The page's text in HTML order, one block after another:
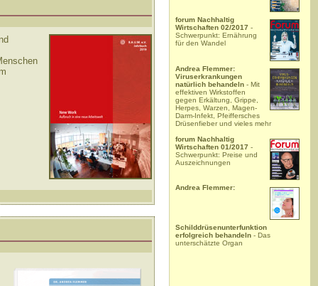
forum Nachhaltig
Wirtschaften 02/2017 -
Schwerpunkt: Ernährung
für den Wandel
Andrea Flemmer:
Viruserkrankungen
natürlich behandeln - Mit
effektiven Wirkstoffen
gegen Erkältung, Grippe,
Herpes, Warzen, Magen-
Darm-Infekt, Pfeiffersches
Drüsenfieber und vieles mehr
forum Nachhaltig
Wirtschaften 01/2017 -
Schwerpunkt: Preise und
Auszeichnungen
Andrea Flemmer:
Schilddrüsenunterfunktion
erfolgreich behandeln - Das
unterschätzte Organ